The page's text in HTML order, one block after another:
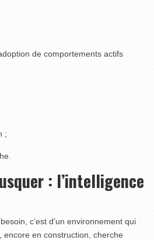
de comportements actifs
;
: l’intelligence
c’est d’un environnement qui
encore en construction, cherche